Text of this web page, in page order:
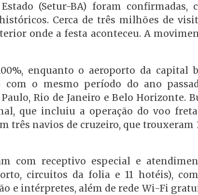
(Setur-BA) foram confirmadas,
Cerca de três milhões de
onde a festa aconteceu. A
enquanto o aeroporto da capital
o mesmo período do ano
Rio de Janeiro e Belo Horizonte.
que incluiu a operação do voo
três navios de cruzeiro, que trouxeram
com receptivo especial e
circuitos da folia e 11 hotéis),
e intérpretes, além de rede Wi-Fi